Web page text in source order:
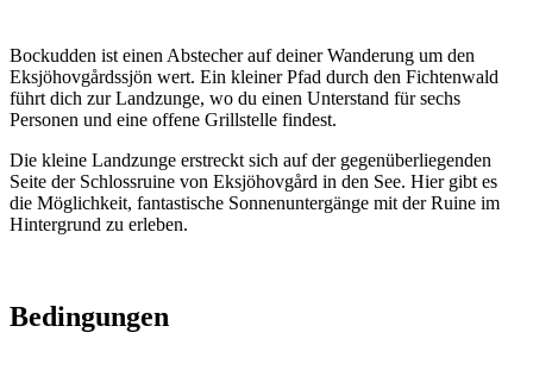
Bockudden ist einen Abstecher auf deiner Wanderung um den
Eksjöhovgårdssjön wert. Ein kleiner Pfad durch den Fichtenwald
führt dich zur Landzunge, wo du einen Unterstand für sechs
Personen und eine offene Grillstelle findest.
Die kleine Landzunge erstreckt sich auf der gegenüberliegenden
Seite der Schlossruine von Eksjöhovgård in den See. Hier gibt es
die Möglichkeit, fantastische Sonnenuntergänge mit der Ruine im
Hintergrund zu erleben.
Bedingungen